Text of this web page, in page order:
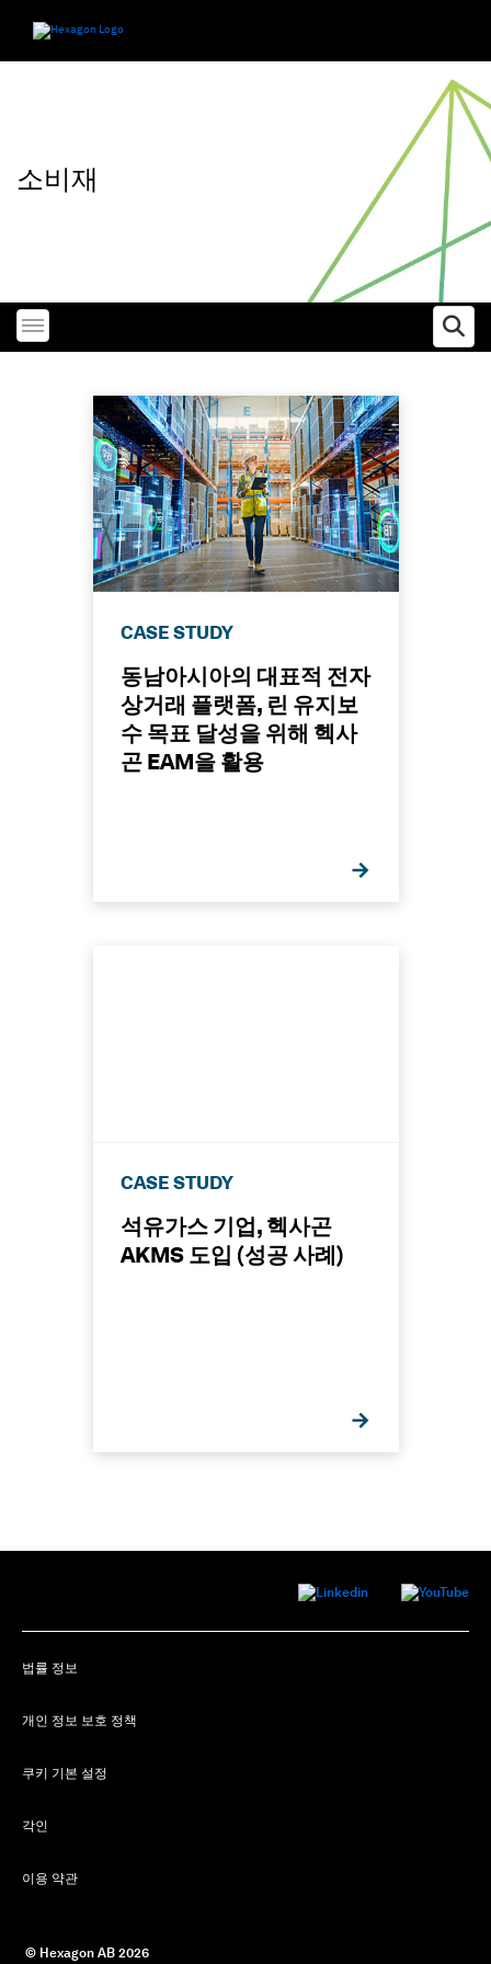
소비재
Toggle menubar
CASE STUDY
동남아시아의 대표적 전자
상거래 플랫폼, 린 유지보
수 목표 달성을 위해 헥사
곤 EAM을 활용
CASE STUDY
석유가스 기업, 헥사곤
AKMS 도입 (성공 사례)
© Hexagon AB 2026
법률 정보
개인 정보 보호 정책
쿠키 기본 설정
각인
이용 약관